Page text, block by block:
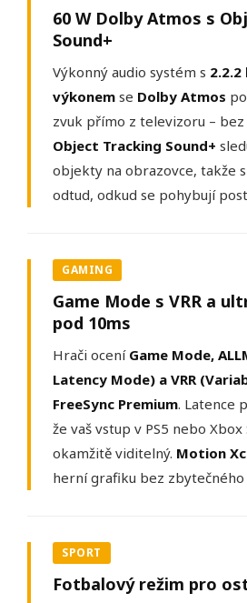
60 W Dolby Atmos s
Sound+
Výkonný audio systém s 2.2.2
výkonem se Dolby Atmos
zvuk přímo z televizoru –
Object Tracking Sound+
objekty na obrazovce, takže
odtud, odkud se pohybují
GAMING
Game Mode s VRR a
pod 10ms
Hrači ocení Game Mode,
Latency Mode) a VRR
FreeSync Premium. Latence
že vaš vstup v PS5 nebo Xbox
okamžitě viditelný. Motion
herní grafiku bez zbytečného
SPORT
Fotbalový režim pro